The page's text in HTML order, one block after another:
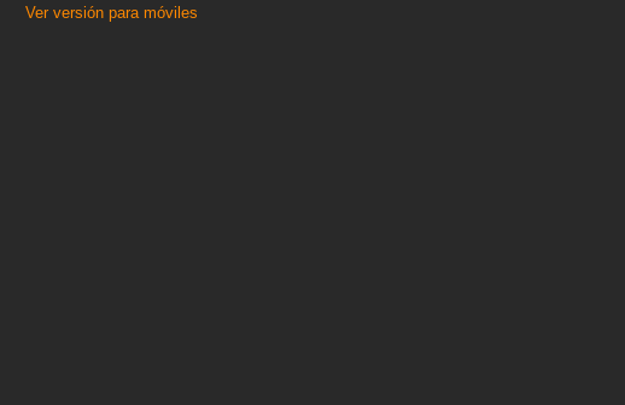
Ver versión para móviles